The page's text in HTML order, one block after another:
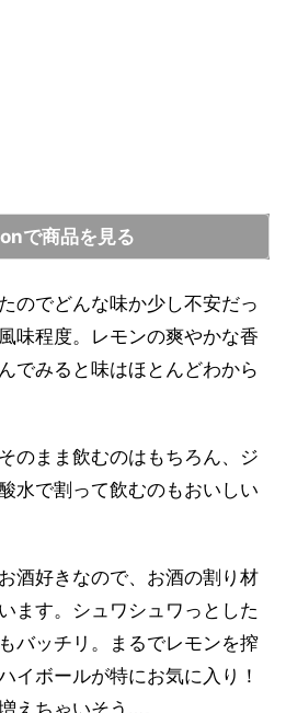
で商品を見る
のでどんな味か少し不安だっ
味程度。レモンの爽やかな香
でみると味はほとんどわから
のまま飲むのはもちろん、ジ
水で割って飲むのもおいしい
酒好きなので、お酒の割り材
ます。シュワシュワっとした
バッチリ。まるでレモンを搾
イボールが特にお気に入り！